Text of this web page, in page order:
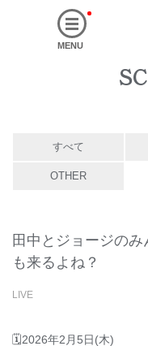
MENU
すべて
OTHER
田中とジョージの
も来るよね？
LIVE
🗓2026年2月5日(木)